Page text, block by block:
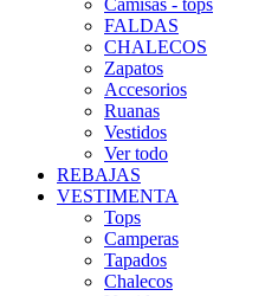
Camisas - tops
FALDAS
CHALECOS
Zapatos
Accesorios
Ruanas
Vestidos
Ver todo
REBAJAS
VESTIMENTA
Tops
Camperas
Tapados
Chalecos